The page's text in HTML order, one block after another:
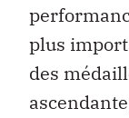
plus
des